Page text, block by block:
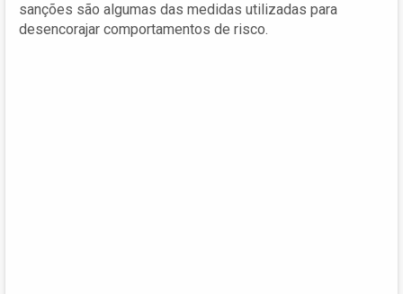
sanções são algumas das medidas utilizadas para
desencorajar comportamentos de risco.